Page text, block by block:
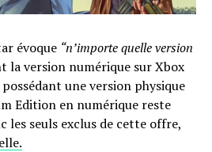
évoque “n’importe quelle version
la version numérique sur Xbox
une version physique
Edition en numérique reste
les seuls exclus de cette offre,